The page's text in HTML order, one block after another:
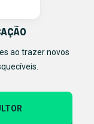
ao trazer novos